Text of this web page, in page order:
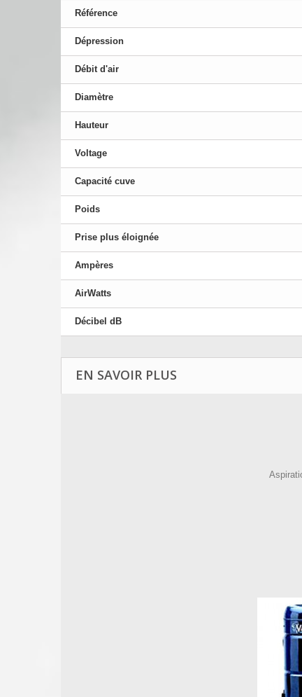
Référence
Dépression
Débit d'air
Diamètre
Hauteur
Voltage
Capacité cuve
Poids
Prise plus éloignée
Ampères
AirWatts
Décibel dB
EN SAVOIR PLUS